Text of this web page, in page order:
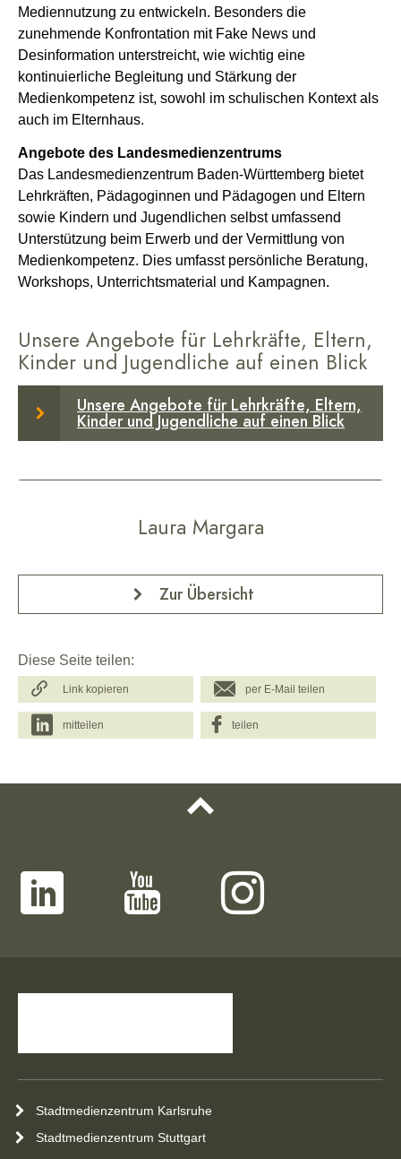
Mediennutzung zu entwickeln. Besonders die
zunehmende Konfrontation mit Fake News und
Desinformation unterstreicht, wie wichtig eine
kontinuierliche Begleitung und Stärkung der
Medienkompetenz ist, sowohl im schulischen Kontext als
auch im Elternhaus.
Angebote des Landesmedienzentrums
Das Landesmedienzentrum Baden-Württemberg bietet
Lehrkräften, Pädagoginnen und Pädagogen und Eltern
sowie Kindern und Jugendlichen selbst umfassend
Unterstützung beim Erwerb und der Vermittlung von
Medienkompetenz. Dies umfasst persönliche Beratung,
Workshops, Unterrichtsmaterial und Kampagnen.
Unsere Angebote für Lehrkräfte, Eltern,
Kinder und Jugendliche auf einen Blick
Unsere Angebote für Lehrkräfte, Eltern,
Kinder und Jugendliche auf einen Blick
Laura Margara
Zur Übersicht
Diese Seite teilen:
Link kopieren per E-Mail teilen
mitteilen teilen
Stadtmedienzentrum Karlsruhe
Stadtmedienzentrum Stuttgart